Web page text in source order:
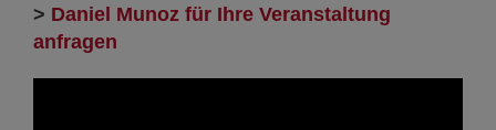
> Daniel Munoz für Ihre Veranstaltung
anfragen